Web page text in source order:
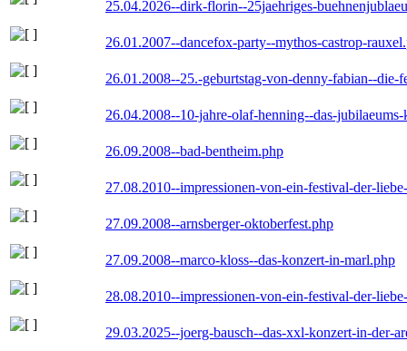
25.04.2026--dirk-florin--25jaehriges-
26.01.2007--dancefox-party--mythos-castrop-
26.01.2008--25.-geburtstag-von-denny-fabian--die-
26.04.2008--10-jahre-olaf-henning--das-
26.09.2008--bad-bentheim.php
27.08.2010--impressionen-von-ein-festival-der-
27.09.2008--arnsberger-oktoberfest.php
27.09.2008--marco-kloss--das-konzert-in-marl.php
28.08.2010--impressionen-von-ein-festival-der-
29.03.2025--joerg-bausch--das-xxl-konzert-in-der-